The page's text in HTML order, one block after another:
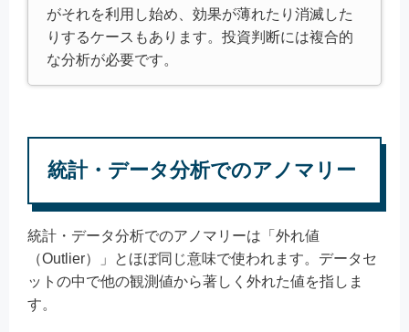
がそれを利用し始め、効果が薄れたり消滅した
りするケースもあります。投資判断には複合的
な分析が必要です。
統計・データ分析でのアノマリー
統計・データ分析でのアノマリーは「外れ値
（Outlier）」とほぼ同じ意味で使われます。データセ
ットの中で他の観測値から著しく外れた値を指しま
す。